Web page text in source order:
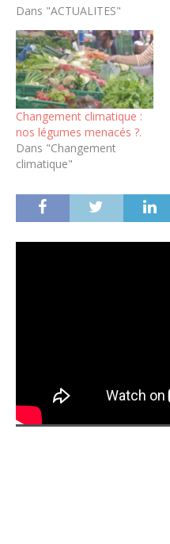
Dans "ACTUALITES"
Changement climatique :
nos légumes menacés ?.
Dans "Changement
climatique"